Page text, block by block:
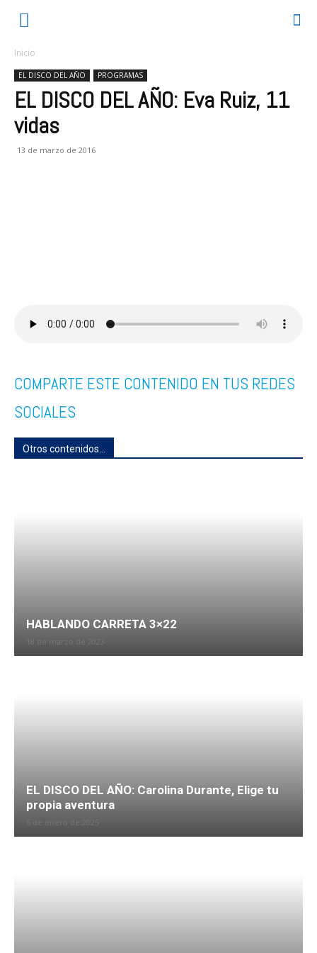
Inicio
EL DISCO DEL AÑO PROGRAMAS
EL DISCO DEL AÑO: Eva Ruiz, 11
vidas
13 de marzo de 2016
COMPARTE ESTE CONTENIDO EN TUS REDES
SOCIALES
Otros contenidos...
HABLANDO CARRETA 3×22
18 de marzo de 2023
EL DISCO DEL AÑO: Carolina Durante, Elige tu
propia aventura